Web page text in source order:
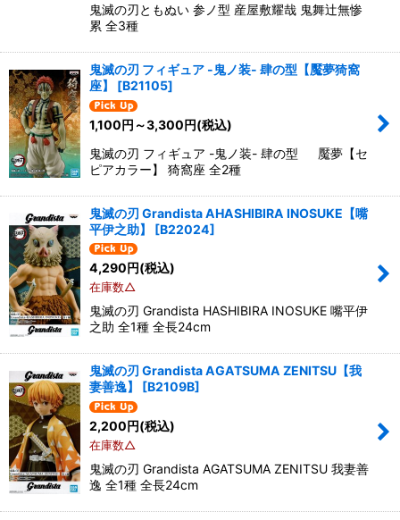
鬼滅の刃ともぬい 参ノ型 産屋敷耀哉 鬼舞辻無惨
累 全3種
鬼滅の刃 フィギュア -鬼ノ装- 肆の型【魘夢猗窩
座】
[B21105]
1,100円 ～3,300円(税込)
鬼滅の刃 フィギュア -鬼ノ装- 肆の型 魘夢【セ
ピアカラー】 猗窩座 全2種
鬼滅の刃 Grandista AHASHIBIRA INOSUKE【嘴
平伊之助】
[B22024]
4,290円(税込)
在庫数△
鬼滅の刃 Grandista HASHIBIRA INOSUKE 嘴平伊
之助 全1種 全長24cm
鬼滅の刃 Grandista AGATSUMA ZENITSU【我
妻善逸】
[B2109B]
2,200円(税込)
在庫数△
鬼滅の刃 Grandista AGATSUMA ZENITSU 我妻善
逸 全1種 全長24cm